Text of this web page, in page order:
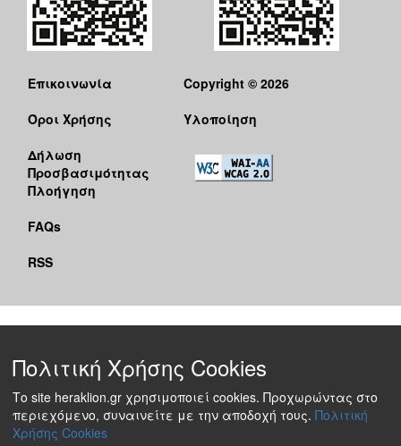
Επικοινωνία
Όροι Χρήσης
Δήλωση
Προσβασιμότητας
Πλοήγηση
FAQs
RSS
Copyright © 2026
Υλοποίηση
Πολιτική Χρήσης Cookies
Το site heraklion.gr χρησιμοποιεί cookies. Προχωρώντας στο
περιεχόμενο, συναινείτε με την αποδοχή τους. Πολιτική
Χρήσης Cookies